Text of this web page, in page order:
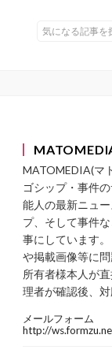
MATOMEDIA(マ
ゴシップ・事件
能人の最新ニュ
プ、そして事件
事にしています
や掲載画像等に
所有者様本人が
理者が確認後、対
メールフォーム
http://